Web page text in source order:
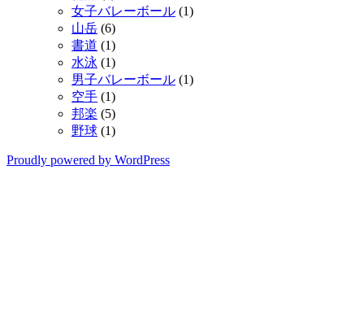
女子バレーボール (1)
山岳 (6)
書道 (1)
水泳 (1)
男子バレーボール (1)
空手 (1)
邦楽 (5)
野球 (1)
Proudly powered by WordPress